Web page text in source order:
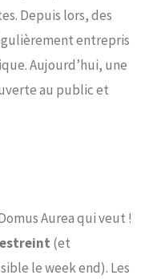
Depuis lors, des
entrepris
Aujourd’hui, une
au public et
Aurea qui veut !
(et
le week end). Les